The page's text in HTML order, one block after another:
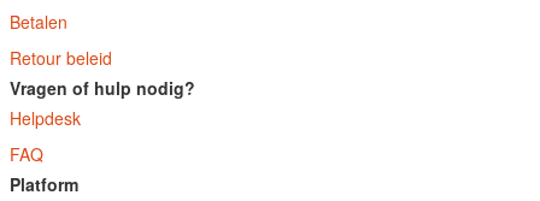
Betalen
Retour beleid
Vragen of hulp nodig?
Helpdesk
FAQ
Platform